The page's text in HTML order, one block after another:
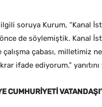
ilgili soruya Kurum, “Kanal
önce de söylemiştik. Kanal
çabası, milletimiz
ifade ediyorum.” yanıtını
CUMHURİYETİ VATANDAŞI’